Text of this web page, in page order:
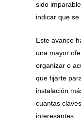
sido
indicar que se
Este avance
una mayor
organizar o
que fijarte
instalación
cuantas
interesantes.